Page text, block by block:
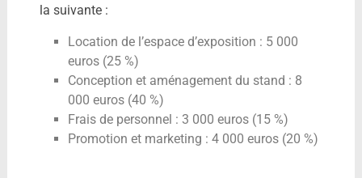
la suivante :
Location de l’espace d’exposition : 5 000
euros (25 %)
Conception et aménagement du stand : 8
000 euros (40 %)
Frais de personnel : 3 000 euros (15 %)
Promotion et marketing : 4 000 euros (20 %)